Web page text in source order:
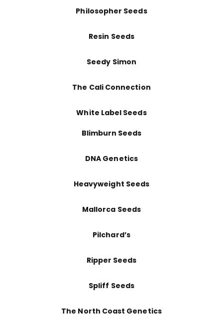
Philosopher Seeds
Resin Seeds
Seedy Simon
The Cali Connection
White Label Seeds
Blimburn Seeds
DNA Genetics
Heavyweight Seeds
Mallorca Seeds
Pilchard’s
Ripper Seeds
Spliff Seeds
The North Coast Genetics